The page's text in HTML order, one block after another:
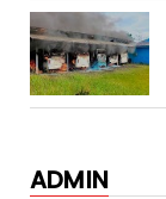
ADMIN